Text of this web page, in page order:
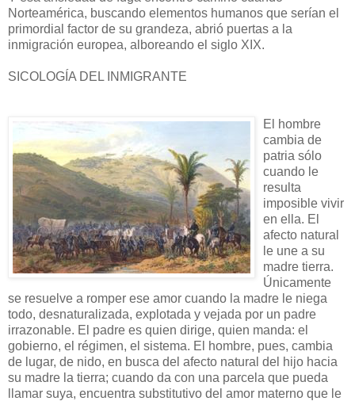
Norteamérica, buscando elementos humanos que serían el
primordial factor de su grandeza, abrió puertas a la
inmigración europea, alboreando el siglo XIX.
SICOLOGÍA DEL INMIGRANTE
El hombre
cambia de
patria sólo
cuando le
resulta
imposible vivir
en ella. El
afecto natural
le une a su
madre tierra.
Únicamente
se resuelve a romper ese amor cuando la madre le niega
todo, desnaturalizada, explotada y vejada por un padre
irrazonable. El padre es quien dirige, quien manda: el
gobierno, el régimen, el sistema. El hombre, pues, cambia
de lugar, de nido, en busca del afecto natural del hijo hacia
su madre la tierra; cuando da con una parcela que pueda
llamar suya, encuentra substitutivo del amor materno que le